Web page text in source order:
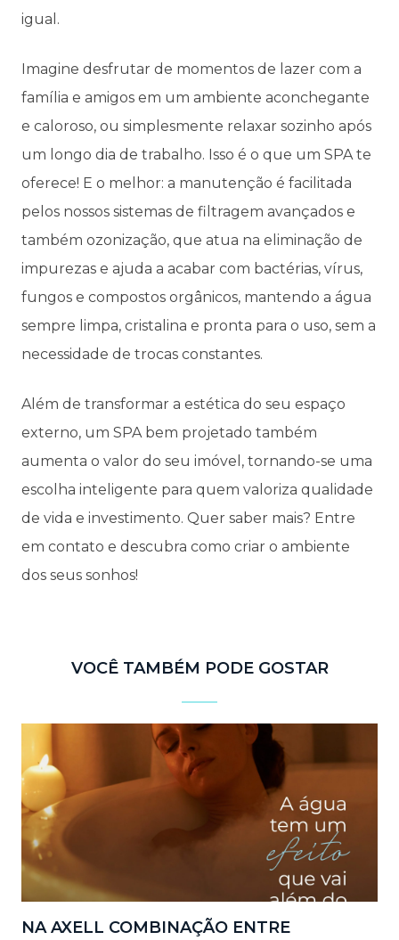
igual.
Imagine desfrutar de momentos de lazer com a
família e amigos em um ambiente aconchegante
e caloroso, ou simplesmente relaxar sozinho após
um longo dia de trabalho. Isso é o que um SPA te
oferece! E o melhor: a manutenção é facilitada
pelos nossos sistemas de filtragem avançados e
também ozonização, que atua na eliminação de
impurezas e ajuda a acabar com bactérias, vírus,
fungos e compostos orgânicos, mantendo a água
sempre limpa, cristalina e pronta para o uso, sem a
necessidade de trocas constantes.
Além de transformar a estética do seu espaço
externo, um SPA bem projetado também
aumenta o valor do seu imóvel, tornando-se uma
escolha inteligente para quem valoriza qualidade
de vida e investimento. Quer saber mais? Entre
em contato e descubra como criar o ambiente
dos seus sonhos!
VOCÊ TAMBÉM PODE GOSTAR
NA AXELL COMBINAÇÃO ENTRE